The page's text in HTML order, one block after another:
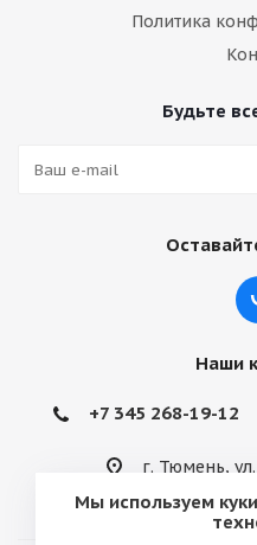
Политика
Будьте
Наши
+7 345 268-19-12
г. Тюмень,
Мы используем